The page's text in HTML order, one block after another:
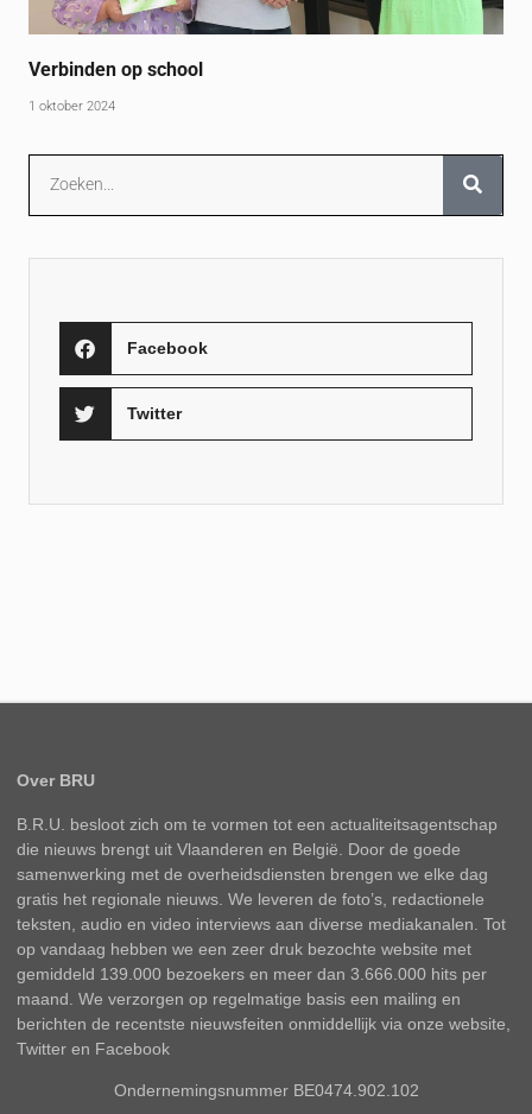
Verbinden op school
1 oktober 2024
Facebook
Twitter
Over BRU
B.R.U. besloot zich om te vormen tot een actualiteitsagentschap
die nieuws brengt uit Vlaanderen en België. Door de goede
samenwerking met de overheidsdiensten brengen we elke dag
gratis het regionale nieuws. We leveren de foto’s, redactionele
teksten, audio en video interviews aan diverse mediakanalen. Tot
op vandaag hebben we een zeer druk bezochte website met
gemiddeld 139.000 bezoekers en meer dan 3.666.000 hits per
maand. We verzorgen op regelmatige basis een mailing en
berichten de recentste nieuwsfeiten onmiddellijk via onze website,
Twitter en Facebook
Ondernemingsnummer BE0474.902.102